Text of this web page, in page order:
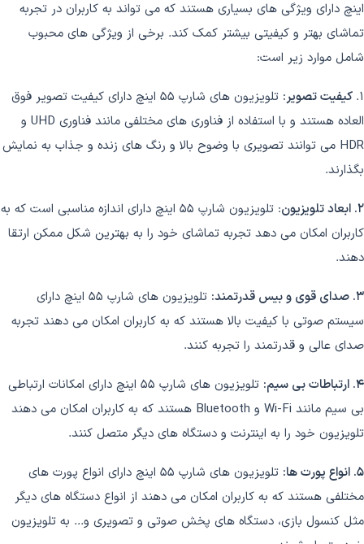
اینچ دارای ویژگی های بسیاری هستند که می تواند به کاربران در تجربه
تماشای بهتر و کیفیتی بیشتر کمک کند. برخی از ویژگی های محبوب
شامل موارد زیر است:
۱. کیفیت تصویر:
تلویزیون های شارپ 55 اینچ دارای کیفیت تصویر فوق
العاده هستند و با استفاده از فناوری های مختلفی مانند فناوری UHD و
HDR می توانند تصویری با وضوح بالا و رنگ های زنده و جذاب به نمایش
بگذارند.
۲. ابعاد تلویزیون
: تلویزیون شارپ 55 اینچ دارای اندازه مناسبی است که به
کاربران امکان می دهد تجربه تماشای خود را به بهترین شکل ممکن ارتقا
دهند.
۳. صدای قوی و بیس قدرتمند:
تلویزیون های شارپ 55 اینچ دارای
سیستم صوتی با کیفیت بالا هستند که به کاربران امکان می دهند تجربه
صدای عالی و قدرتمند را تجربه کنند.
۴. ارتباطات بی سیم:
تلویزیون های شارپ 55 اینچ دارای امکانات ارتباطی
بی سیم مانند Wi-Fi و Bluetooth هستند که به کاربران امکان می دهند
تلویزیون خود را به اینترنت و دستگاه های دیگر متصل کنند.
۵. انواع پورت ها:
تلویزیون های شارپ 55 اینچ دارای انواع پورت های
مختلفی هستند که به کاربران امکان می دهند از انواع دستگاه های دیگر
مثل کنسول بازی، دستگاه های پخش صوتی و تصویری و... به تلویزیون